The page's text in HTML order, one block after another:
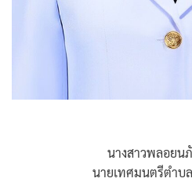
นางสาวพลอย
นายเทศมนตรีตำบ